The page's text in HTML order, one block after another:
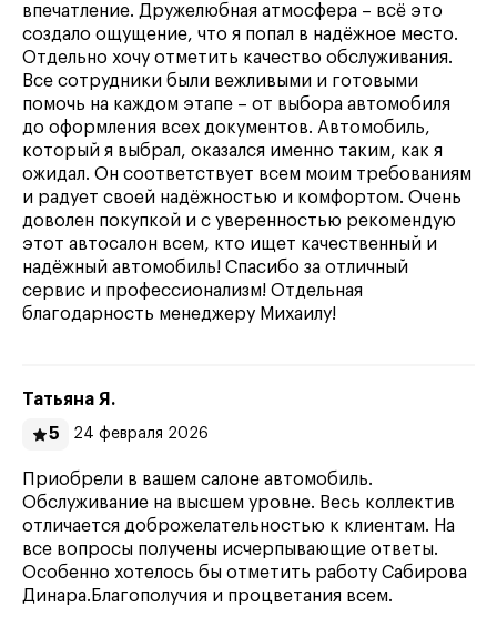
впечатление. Дружелюбная атмосфера – всё это
создало ощущение, что я попал в надёжное место.
Отдельно хочу отметить качество обслуживания.
Все сотрудники были вежливыми и готовыми
помочь на каждом этапе – от выбора автомобиля
до оформления всех документов. Автомобиль,
который я выбрал, оказался именно таким, как я
ожидал. Он соответствует всем моим требованиям
и радует своей надёжностью и комфортом. Очень
доволен покупкой и с уверенностью рекомендую
этот автосалон всем, кто ищет качественный и
надёжный автомобиль! Спасибо за отличный
сервис и профессионализм! Отдельная
благодарность менеджеру Михаилу!
Татьяна Я.
5
24 февраля 2026
Приобрели в вашем салоне автомобиль.
Обслуживание на высшем уровне. Весь коллектив
отличается доброжелательностью к клиентам. На
все вопросы получены исчерпывающие ответы.
Особенно хотелось бы отметить работу Сабирова
Динара.Благополучия и процветания всем.